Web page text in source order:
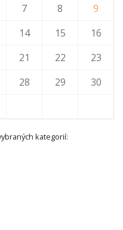
7 8
9
14 15
16
21 22
23
28 29
30
kategorií: